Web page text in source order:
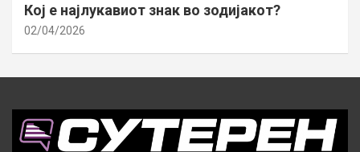
Кој е најлукавиот знак во зодијакот?
02/04/2026